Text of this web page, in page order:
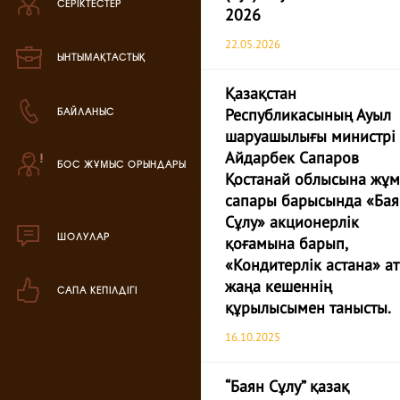
СЕРІКТЕСТЕР
ЫНТЫМАҚТАСТЫҚ
БАЙЛАНЫС
БОС ЖҰМЫС ОРЫНДАРЫ
ШОЛУЛАР
САПА КЕПІЛДІГІ
өнімі
өнімі
паста
продукции
РК
каталог
2026
22.05.2026
Қазақстан
Республикасының Ауыл
шаруашылығы министрі
Айдарбек Сапаров
Қостанай облысына
сапары барысында
Сұлу» акционерлік
қоғамына барып,
«Кондитерлік астана»
жаңа кешеннің
құрылысымен танысты.
16.10.2025
“Баян Сұлу” қазақ